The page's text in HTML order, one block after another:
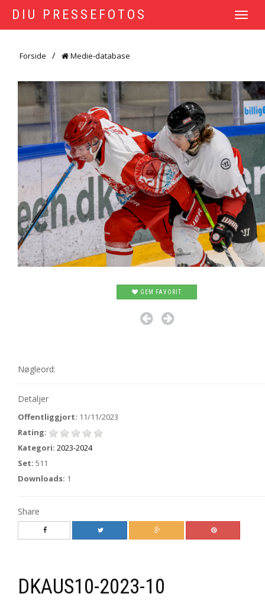
DIU PRESSEFOTOS
TOGGLE
Forside Medie-database
GEM FAVORIT
Nøgleord:
Detaljer
Offentliggjort: 11/11/2023
Rating:
Kategori: 2023-2024
Set: 511
Downloads: 1
Share
DKAUS10-2023-10